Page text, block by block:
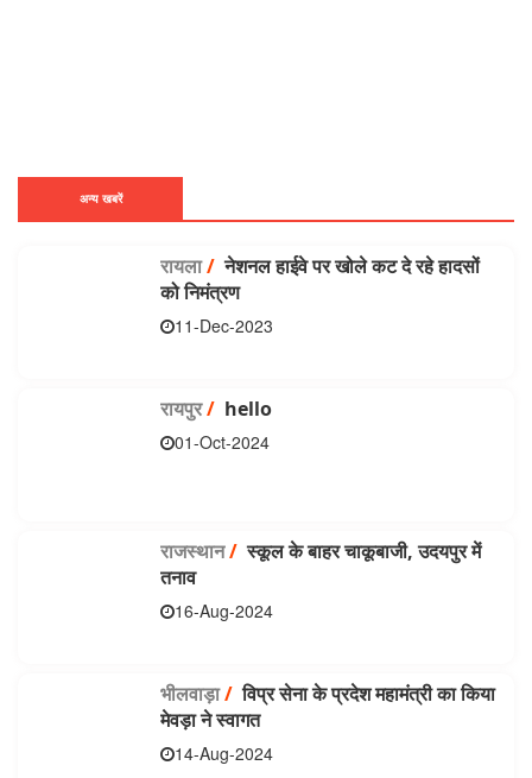
अन्य खबरें
रायला/नेशनल हाईवे पर खोले कट दे रहे हादसों
को निमंत्रण
11-Dec-2023
रायपुर/ hello
01-Oct-2024
राजस्थान/स्कूल के बाहर चाकूबाजी, उदयपुर में
तनाव
16-Aug-2024
भीलवाड़ा/विप्र सेना के प्रदेश महामंत्री का किया
मेवड़ा ने स्वागत
14-Aug-2024